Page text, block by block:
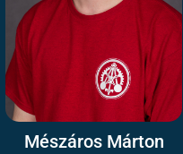
Mészáros Márton